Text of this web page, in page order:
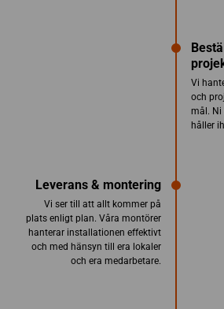
Vi
och
mål. Ni
håller
Leverans & montering
Vi ser till att allt kommer på
plats enligt plan. Våra montörer
hanterar installationen effektivt
och med hänsyn till era lokaler
och era medarbetare.